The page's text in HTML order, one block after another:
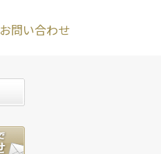
お問い合わせ